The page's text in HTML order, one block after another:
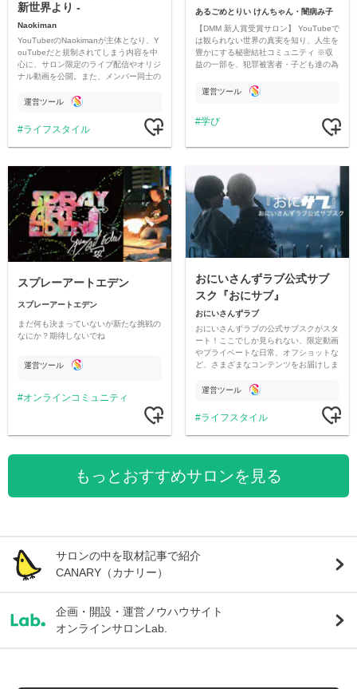
新世界より -
Naokiman
YouTuberのNaokimanが主体となり、Y
ouTubeだと規制されてしまう内容を中
心に、サロン限定のライブ配信やオリジ
ナル動画を公開。また、メンバー同士の
ただいています。
運営ツール
ライフスタイル
あるごめとりい けんちゃん・闇病み子
【DMM 新人賞受賞サロン】 YouTubeで
は観られない世界の真実を知り、人生を
豊かにする秘密結社コミュニティ ※収
益の一部を、犯罪被害者・子ども達の為
す運営ツール
学び
スプレーアートエデン
スプレーアートエデン
まだ何も決まっていないが新たな挑戦の
なにか？期待しないでね
運営ツール
オンラインコミュニティ
おにいさんずラブ公式サブ
スク『おにサブ』
おにいさんずラブ
おにいさんずラブの公式サブスクがスタ
ート！ここでしか見られない、限定動画
やプライベートな日常、オフショットな
ど、さまざまなコンテンツをお届けしま
運営ツール
ライフスタイル
もっとおすすめサロンを見る
サロンの中を取材記事で紹介
CANARY（カナリー）
企画・開設・運営ノウハウサイト
オンラインサロンLab.